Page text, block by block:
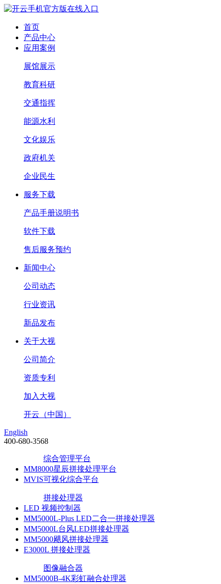
首页
产品中心
应用案例
展馆展示
教育科研
交通指挥
能源水利
文化娱乐
政府机关
企业民生
服务下载
产品手册说明书
软件下载
售后服务预约
新闻中心
公司动态
行业资讯
新品发布
关于大视
公司简介
资质专利
加入大视
开云（中国）
English
400-680-3568
综合管理平台
MM8000星辰拼接处理平台
MVIS可视化综合平台
拼接处理器
LED 视频控制器
MM5000L-Plus LED二合一拼接处理器
MM5000L台风LED拼接处理器
MM5000飓风拼接处理器
E3000L 拼接处理器
图像融合器
MM5000B-4K彩虹融合处理器